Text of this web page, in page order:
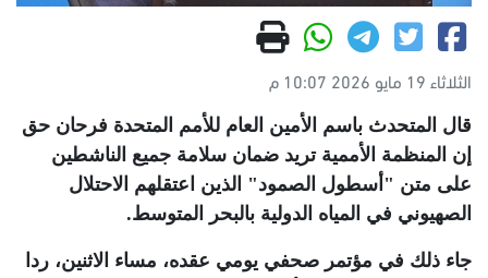
الثلاثاء 19 مايو 2026 10:07 م
قال المتحدث باسم الأمين العام للأمم المتحدة فرحان حق
إن المنظمة الأممية تريد ضمان سلامة جميع الناشطين
على متن "أسطول الصمود" الذين اعتقلهم الاحتلال
الصهيوني في المياه الدولية بالبحر المتوسط.
جاء ذلك في مؤتمر صحفي يومي عقده، مساء الاثنين، ردا